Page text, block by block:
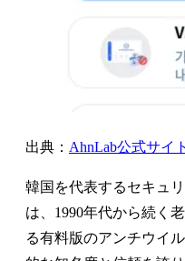
出典： AhnLab公式サイト
韓国を代表するセキュ
は、1990年代から続く
る有料版のアンチウイ